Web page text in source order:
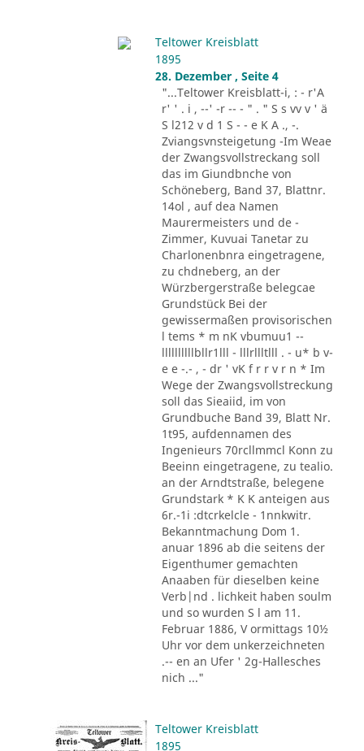
Teltower Kreisblatt
1895
28. Dezember , Seite 4
"...Teltower Kreisblatt-i, : - r'A
r' ' . i , --' -r -- - " . " S s vv v ' ä
S l212 v d 1 S - - e K A ., -.
Zviangsvnsteigetung -Im Weae
der Zwangsvollstreckang soll
das im Giundbnche von
Schöneberg, Band 37, Blattnr.
14ol , auf dea Namen
Maurermeisters und de -
Zimmer, Kuvuai Tanetar zu
Charlonenbnra eingetragene,
zu chdneberg, an der
Würzbergerstraße belegcae
Grundstück Bei der
gewissermaßen provisorischen
l tems * m nK vbumuu1 --
llllllllllbllr1lll - lllrllltlll . - u* b v-
e e -.- , - dr ' vK f r r v r n * Im
Wege der Zwangsvollstreckung
soll das Sieaiid, im von
Grundbuche Band 39, Blatt Nr.
1t95, aufdennamen des
Ingenieurs 70rcllmmcl Konn zu
Beeinn eingetragene, zu tealio.
an der Arndtstraße, belegene
Grundstark * K K anteigen aus
6r.-1i :dtcrkelcle - 1nnkwitr.
Bekanntmachung Dom 1.
anuar 1896 ab die seitens der
Eigenthumer gemachten
Anaaben für dieselben keine
Verb|nd . lichkeit haben soulm
und so wurden S l am 11.
Februar 1886, V ormittags 10½
Uhr vor dem unkerzeichneten
.-- en an Ufer ' 2g-Hallesches
nich ..."
Teltower Kreisblatt
1895